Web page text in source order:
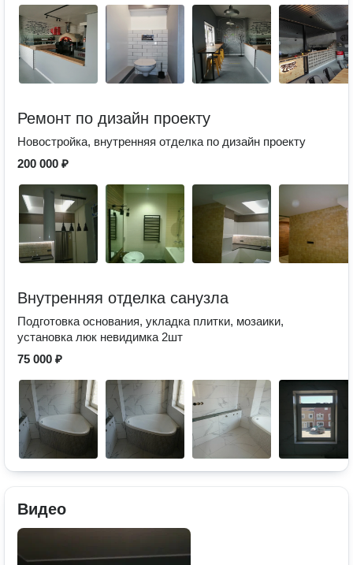
Ремонт по дизайн проекту
Новостройка, внутренняя отделка по дизайн проекту
200 000 ₽
Внутренняя отделка санузла
Подготовка основания, укладка плитки, мозаики,
установка люк невидимка 2шт
75 000 ₽
Видео